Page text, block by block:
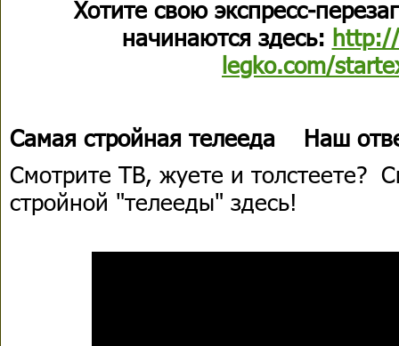
Хотите свою экспресс-
начинаются здесь:
legko.com/
Самая стройная телееда Наш
Смотрите ТВ, жуете и толстеете?
стройной "телееды" здесь!